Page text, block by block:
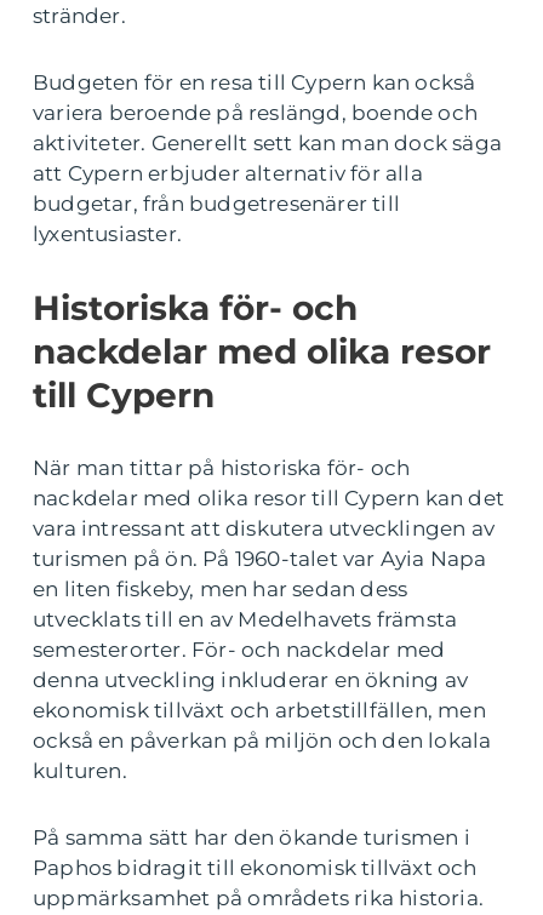
stränder.
Budgeten för en resa till Cypern kan också
variera beroende på reslängd, boende och
aktiviteter. Generellt sett kan man dock säga
att Cypern erbjuder alternativ för alla
budgetar, från budgetresenärer till
lyxentusiaster.
Historiska för- och
nackdelar med olika resor
till Cypern
När man tittar på historiska för- och
nackdelar med olika resor till Cypern kan det
vara intressant att diskutera utvecklingen av
turismen på ön. På 1960-talet var Ayia Napa
en liten fiskeby, men har sedan dess
utvecklats till en av Medelhavets främsta
semesterorter. För- och nackdelar med
denna utveckling inkluderar en ökning av
ekonomisk tillväxt och arbetstillfällen, men
också en påverkan på miljön och den lokala
kulturen.
På samma sätt har den ökande turismen i
Paphos bidragit till ekonomisk tillväxt och
uppmärksamhet på områdets rika historia.